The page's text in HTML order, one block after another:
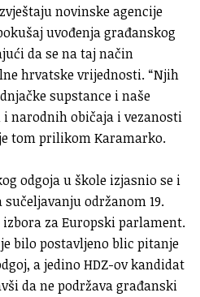
novinske agencije
uvođenja građanskog
da se na taj način
hrvatske vrijednosti. “Njih
supstance i naše
narodnih običaja i vezanosti
tom prilikom Karamarko.
odgoja u škole izjasnio se i
održanom 19.
izbora za Europski parlament.
bilo postavljeno blic pitanje
a jedino HDZ-ov kandidat
da ne podržava građanski